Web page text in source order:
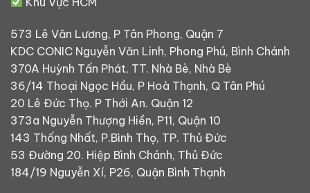
573 Lê Văn Lương, P Tân Phong, Quận 7
KDC CONIC Nguyễn Văn Linh, Phong Phú, Bình Chánh
370A Huỳnh Tấn Phát, TT. Nhà Bè, Nhà Bè
36/14 Thoại Ngọc Hầu, P Hoà Thạnh, Q Tân Phú
20 Lê Đức Thọ. P Thới An. Quận 12
373a Nguyễn Thượng Hiền, P11, Quận 10
143 Thống Nhất, P.Bình Thọ, TP. Thủ Đức
53 Đường 20. Hiệp Bình Chánh, Thủ Đức
184/19 Nguyễn Xí, P26, Quận Bình Thạnh